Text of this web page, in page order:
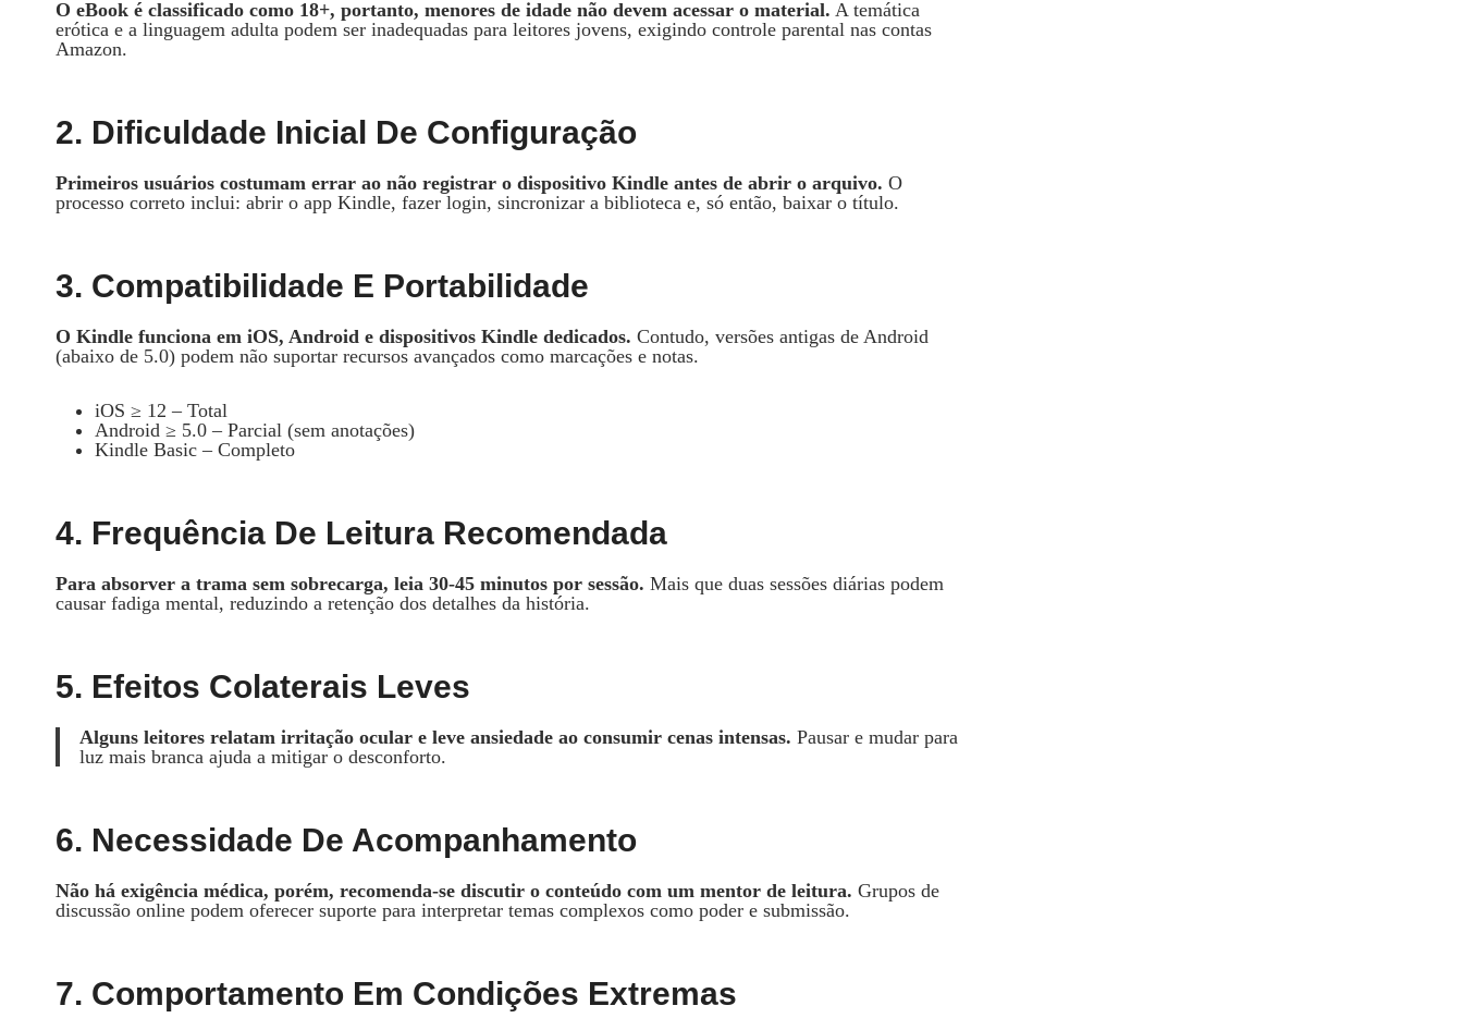
O eBook é classificado como 18+, portanto, menores de idade não devem acessar o material. A temática
erótica e a linguagem adulta podem ser inadequadas para leitores jovens, exigindo controle parental nas contas
Amazon.
2. Dificuldade Inicial De Configuração
Primeiros usuários costumam errar ao não registrar o dispositivo Kindle antes de abrir o arquivo. O
processo correto inclui: abrir o app Kindle, fazer login, sincronizar a biblioteca e, só então, baixar o título.
3. Compatibilidade E Portabilidade
O Kindle funciona em iOS, Android e dispositivos Kindle dedicados. Contudo, versões antigas de Android
(abaixo de 5.0) podem não suportar recursos avançados como marcações e notas.
iOS ≥ 12 – Total
Android ≥ 5.0 – Parcial (sem anotações)
Kindle Basic – Completo
4. Frequência De Leitura Recomendada
Para absorver a trama sem sobrecarga, leia 30‑45 minutos por sessão. Mais que duas sessões diárias podem
causar fadiga mental, reduzindo a retenção dos detalhes da história.
5. Efeitos Colaterais Leves
Alguns leitores relatam irritação ocular e leve ansiedade ao consumir cenas intensas. Pausar e mudar para
luz mais branca ajuda a mitigar o desconforto.
6. Necessidade De Acompanhamento
Não há exigência médica, porém, recomenda‑se discutir o conteúdo com um mentor de leitura. Grupos de
discussão online podem oferecer suporte para interpretar temas complexos como poder e submissão.
7. Comportamento Em Condições Extremas